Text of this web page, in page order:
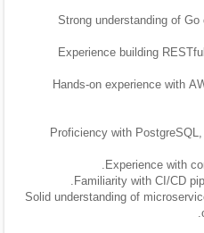
● Strong understanding of
● Experience building
● Hands-on experience with
● Proficiency with
● Solid understanding of